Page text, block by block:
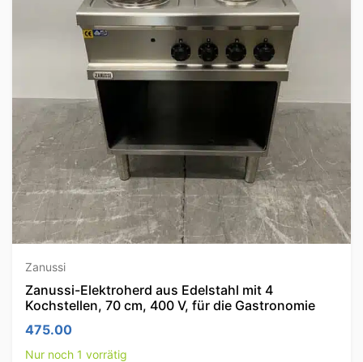
Zanussi
Zanussi-Elektroherd aus Edelstahl mit 4
Kochstellen, 70 cm, 400 V, für die Gastronomie
475.00
Nur noch 1 vorrätig